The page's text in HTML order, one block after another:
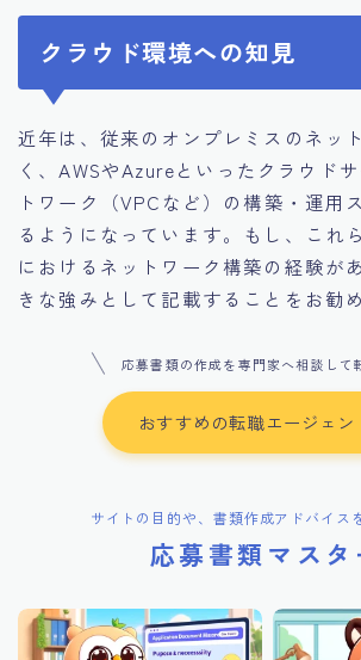
クラウド環境への知見
近年は、従来のオンプレミスのネッ
く、AWSやAzureといったクラウド
トワーク（VPCなど）の構築・運用
るようになっています。もし、これ
におけるネットワーク構築の経験が
きな強みとして記載することをお勧
応募書類の作成を専門家へ相談して
おすすめの転職エージェン
サイトの目的や、書類作成アドバイス
応募書類マスタ